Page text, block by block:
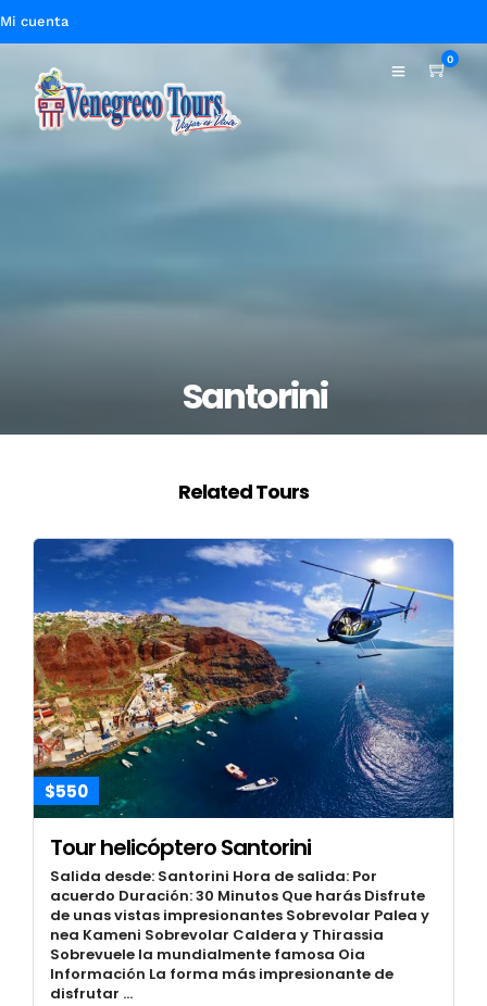
Mi cuenta
0
Santorini
Related Tours
$550
Tour helicóptero Santorini
Salida desde: Santorini Hora de salida: Por
acuerdo Duración: 30 Minutos Que harás Disfrute
de unas vistas impresionantes Sobrevolar Palea y
nea Kameni Sobrevolar Caldera y Thirassia
Sobrevuele la mundialmente famosa Oia
Información La forma más impresionante de
disfrutar …